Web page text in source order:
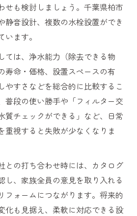
せも検討しましょう。千葉県柏市
静音設計、複数の水栓設置ができ
ます。
ては、浄水能力（除去できる物
寿命・価格、設置スペースの有
やすさなどを総合的に比較するこ
普段の使い勝手や「フィルター交
質チェックができる」など、日常
重視すると失敗が少なくなりま
との打ち合わせ時には、カタログ
し、家族全員の意見を取り入れる
フォームにつながります。将来的
化も見据え、柔軟に対応できる設